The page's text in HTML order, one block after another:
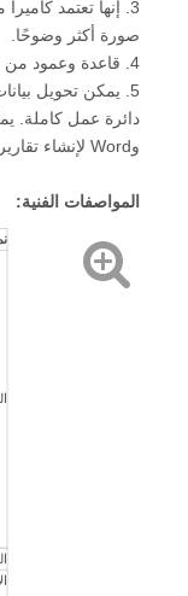
صورة أكثر وضوحًا.
4. قاعدة وعمود من الجرانيت من الدرجة 00، ثبات عالي.
5. يمكن تحويل
وWord لإنشاء تقارير للتحليل الإحصائي.
المواصفات الفنية: